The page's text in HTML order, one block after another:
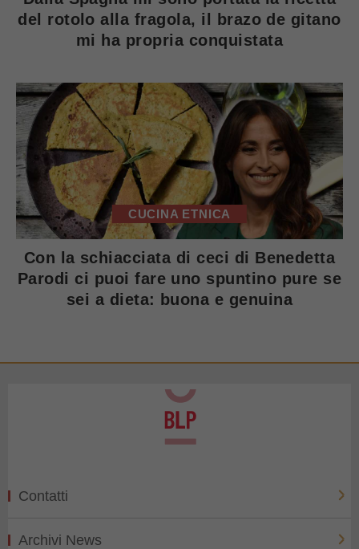
del rotolo alla fragola, il brazo de gitano
mi ha propria conquistata
CUCINA ETNICA
Con la schiacciata di ceci di Benedetta
Parodi ci puoi fare uno spuntino pure se
sei a dieta: buona e genuina
Contatti
Archivi News